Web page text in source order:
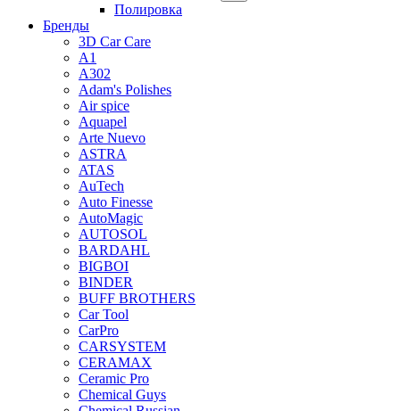
Полировка
Бренды
3D Car Care
A1
A302
Adam's Polishes
Air spice
Aquapel
Arte Nuevo
ASTRA
ATAS
AuTech
Auto Finesse
AutoMagic
AUTOSOL
BARDAHL
BIGBOI
BINDER
BUFF BROTHERS
Car Tool
CarPro
CARSYSTEM
CERAMAX
Ceramic Pro
Chemical Guys